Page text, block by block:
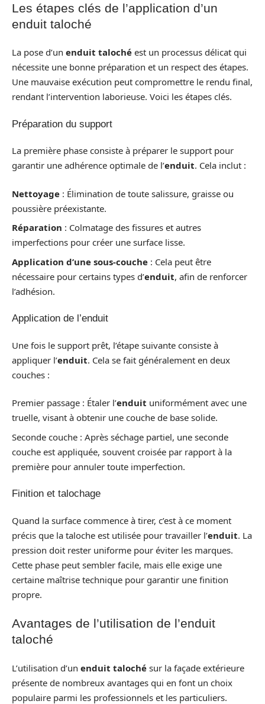
Les étapes clés de l’application d’un
enduit taloché
La pose d’un enduit taloché est un processus délicat qui
nécessite une bonne préparation et un respect des étapes.
Une mauvaise exécution peut compromettre le rendu final,
rendant l’intervention laborieuse. Voici les étapes clés.
Préparation du support
La première phase consiste à préparer le support pour
garantir une adhérence optimale de l’enduit. Cela inclut :
Nettoyage : Élimination de toute salissure, graisse ou
poussière préexistante.
Réparation : Colmatage des fissures et autres
imperfections pour créer une surface lisse.
Application d’une sous-couche : Cela peut être
nécessaire pour certains types d’enduit, afin de renforcer
l’adhésion.
Application de l’enduit
Une fois le support prêt, l’étape suivante consiste à
appliquer l’enduit. Cela se fait généralement en deux
couches :
Premier passage : Étaler l’enduit uniformément avec une
truelle, visant à obtenir une couche de base solide.
Seconde couche : Après séchage partiel, une seconde
couche est appliquée, souvent croisée par rapport à la
première pour annuler toute imperfection.
Finition et talochage
Quand la surface commence à tirer, c’est à ce moment
précis que la taloche est utilisée pour travailler l’enduit. La
pression doit rester uniforme pour éviter les marques.
Cette phase peut sembler facile, mais elle exige une
certaine maîtrise technique pour garantir une finition
propre.
Avantages de l’utilisation de l’enduit
taloché
L’utilisation d’un enduit taloché sur la façade extérieure
présente de nombreux avantages qui en font un choix
populaire parmi les professionnels et les particuliers.